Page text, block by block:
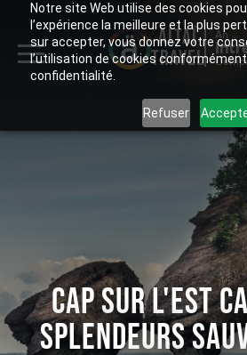
Notre site Web utilise des cookies
l’expérience la meilleure et la plus
sur accepter, vous donnez votre
l’utilisation de cookies
confidentialité.
Refuser
ALTAÏ
TRAVEL
An
CAP SUR L'EST
SPLENDEURS